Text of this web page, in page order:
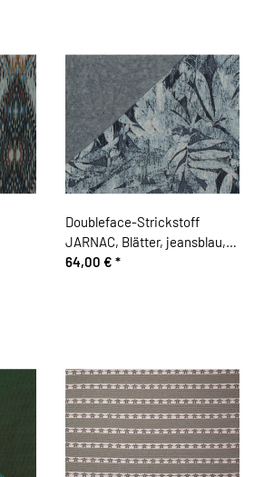
Doubleface-Strickstoff
JARNAC, Blätter, jeansblau,
Hilco
64,00 € *